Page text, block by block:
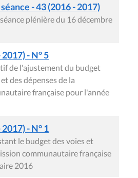
- 43 (2016 - 2017)
plénière du 16 décembre
- N° 5
de l'ajustement du budget
des dépenses de la
française pour l'année
- N° 1
le budget des voies et
communautaire française
2016